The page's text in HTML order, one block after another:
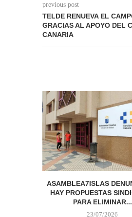
previous post
TELDE RENUEVA EL
GRACIAS AL APOYO DEL
CANARIA
ASAMBLEA7ISLAS
HAY PROPUESTAS
PARA ELIMINAR...
23/07/2026